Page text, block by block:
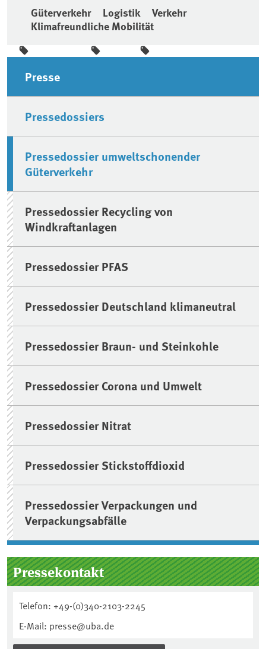
Güterverkehr Logistik
Verkehr
Klimafreundliche Mobilität
Seitenleiste
Presse
Pressedossiers
Pressedossier umweltschonender
Güterverkehr
Pressedossier Recycling von
Windkraftanlagen
Pressedossier PFAS
Pressedossier Deutschland klimaneutral
Pressedossier Braun- und Steinkohle
Pressedossier Corona und Umwelt
Pressedossier Nitrat
Pressedossier Stickstoffdioxid
Pressedossier Verpackungen und
Verpackungsabfälle
Pressekontakt
Telefon: +49-(0)340-2103-2245
E-Mail: presse@uba.de